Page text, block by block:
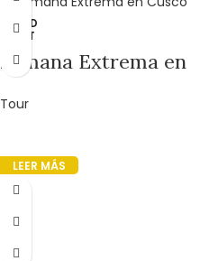
SOLD
OUT
Semana Extrema en
Cuatrimotos y
Tour
LEER MÁS